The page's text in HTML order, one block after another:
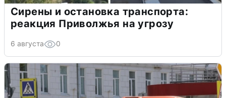
Сирены и остановка транспорта:
реакция Приволжья на угрозу
6 августа 0